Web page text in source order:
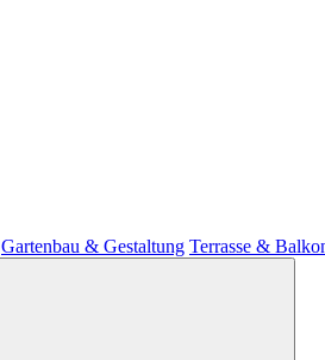
Gartenbau & Gestaltung Terrasse &